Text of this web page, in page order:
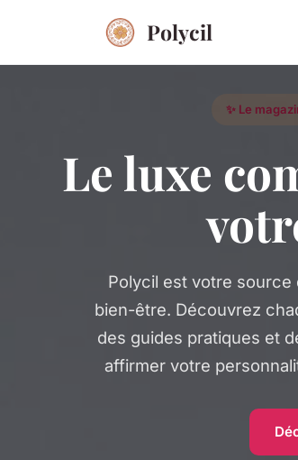
Polycil
✨ Le
Le luxe
Polycil est votre
bien-être. Découvrez
des guides pratiques et
affirmer votre